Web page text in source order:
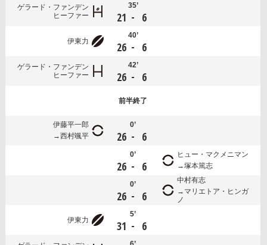
ゲラード・ファンデン
ヒーファー
35’
21 - 6
伊東力
40’
26 - 6
ゲラード・ファンデン
ヒーファー
42’
26 - 6
前半終了
伊藤平一郎
西村颯平
0’
26 - 6
0’
26 - 6
ヒュー・マクメニマン
塚本篤志
0’
26 - 6
中村有志
マリエトア・ヒンガ
ノ
伊東力
5’
31 - 6